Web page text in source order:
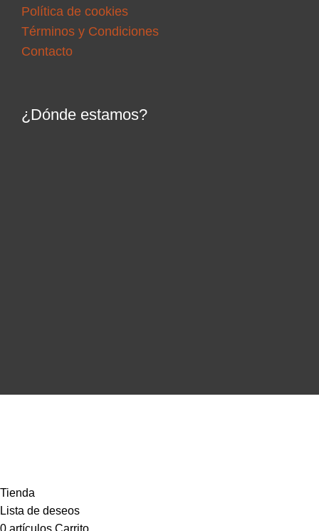
Política de cookies
Términos y Condiciones
Contacto
¿Dónde estamos?
Tienda
Lista de deseos